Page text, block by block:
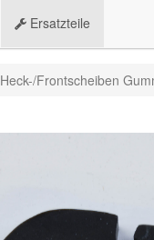
Ersatzteile
Heck-/Frontscheiben